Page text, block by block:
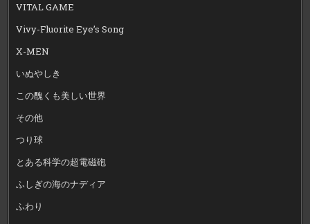
VITAL GAME
Vivy-Fluorite Eye’s Song
X-MEN
いぬやしき
この醜くも美しい世界
その他
つり球
とある科学の超電磁砲
ふしぎの海のナディア
ふわり